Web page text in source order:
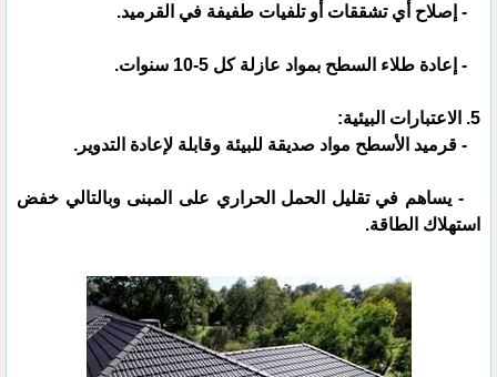
- إصلاح أي تشققات أو تلفيات طفيفة في القرميد.
- إعادة طلاء السطح بمواد عازلة كل 5-10 سنوات.
5. الاعتبارات البيئية:
- قرميد الأسطح مواد صديقة للبيئة وقابلة لإعادة التدوير.
- يساهم في تقليل الحمل الحراري على المبنى وبالتالي خفض
استهلاك الطاقة.